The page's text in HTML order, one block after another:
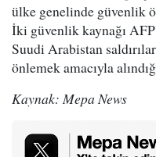
ülke genelinde güvenlik
İki güvenlik kaynağı
Suudi Arabistan
önlemek amacıyla
Kaynak: Mepa News